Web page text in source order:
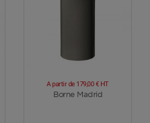
Voir plus
Borne Madrid
A partir de 179,00 € HT